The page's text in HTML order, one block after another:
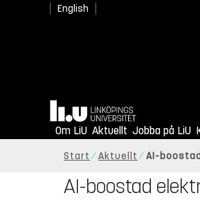
English
Hem
Om LiU Aktuellt Jobba på LiU
Start Aktuellt AI-
AI-boostad